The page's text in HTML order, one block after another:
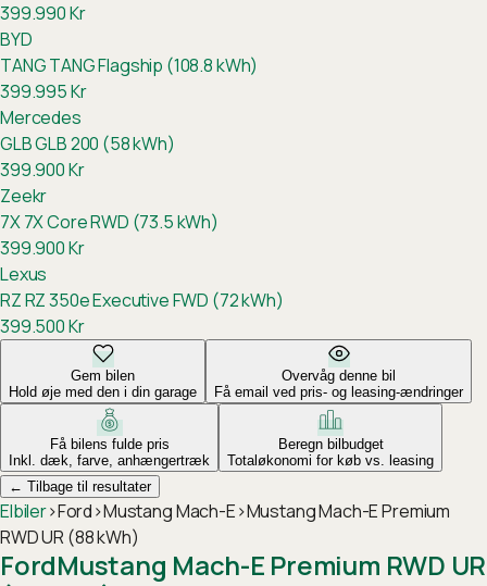
399.990Kr
BYD
TANGTANG Flagship (108.8 kWh)
399.995Kr
Mercedes
GLBGLB 200 (58 kWh)
399.900Kr
Zeekr
7X7X Core RWD (73.5 kWh)
399.900Kr
Lexus
RZRZ 350e Executive FWD (72 kWh)
399.500Kr
Gem bilen
Hold øje med den i din garage
Overvåg denne bil
Få email ved pris- og leasing-ændringer
Få bilens fulde pris
Inkl. dæk, farve, anhængertræk
Beregn bilbudget
Totaløkonomi for køb vs. leasing
← Tilbage til resultater
Elbiler›Ford›Mustang Mach-E›Mustang Mach-E Premium
RWD UR (88 kWh)
FordMustang Mach-E Premium RWD UR